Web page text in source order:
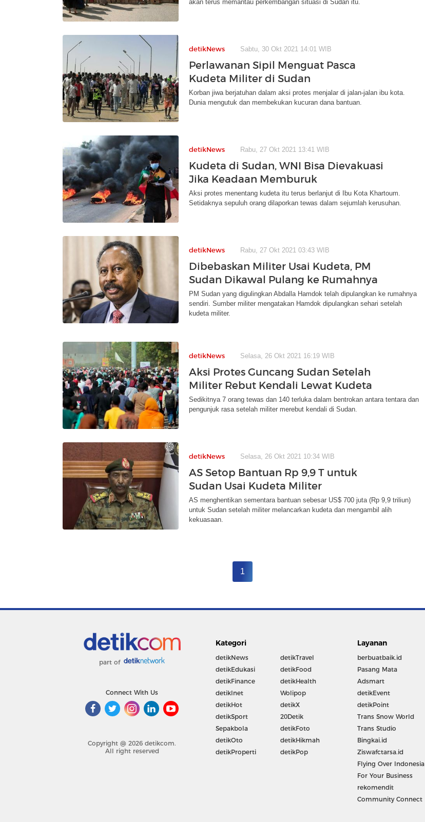
akan terus memantau perkembangan situasi di Sudan itu.
detikNews Sabtu, 30 Okt 2021 14:01 WIB
Perlawanan Sipil Menguat Pasca
Kudeta Militer di Sudan
Korban jiwa berjatuhan dalam aksi protes menjalar di jalan-jalan ibu kota.
Dunia mengutuk dan membekukan kucuran dana bantuan.
detikNews Rabu, 27 Okt 2021 13:41 WIB
Kudeta di Sudan, WNI Bisa Dievakuasi
Jika Keadaan Memburuk
Aksi protes menentang kudeta itu terus berlanjut di Ibu Kota Khartoum.
Setidaknya sepuluh orang dilaporkan tewas dalam sejumlah kerusuhan.
detikNews Rabu, 27 Okt 2021 03:43 WIB
Dibebaskan Militer Usai Kudeta, PM
Sudan Dikawal Pulang ke Rumahnya
PM Sudan yang digulingkan Abdalla Hamdok telah dipulangkan ke rumahnya
sendiri. Sumber militer mengatakan Hamdok dipulangkan sehari setelah
kudeta militer.
detikNews Selasa, 26 Okt 2021 16:19 WIB
Aksi Protes Guncang Sudan Setelah
Militer Rebut Kendali Lewat Kudeta
Sedikitnya 7 orang tewas dan 140 terluka dalam bentrokan antara tentara dan
pengunjuk rasa setelah militer merebut kendali di Sudan.
detikNews Selasa, 26 Okt 2021 10:34 WIB
AS Setop Bantuan Rp 9,9 T untuk
Sudan Usai Kudeta Militer
AS menghentikan sementara bantuan sebesar US$ 700 juta (Rp 9,9 triliun)
untuk Sudan setelah militer melancarkan kudeta dan mengambil alih
kekuasaan.
1
part of
Connect With Us
Copyright @ 2026 detikcom.
All right reserved
Kategori
detikNews
detikEdukasi
detikFinance
detikInet
detikHot
detikSport
Sepakbola
detikOto
detikProperti
detikTravel
detikFood
detikHealth
Wolipop
detikX
20Detik
detikFoto
detikHikmah
detikPop
Layanan
berbuatbaik.id
Pasang Mata
Adsmart
detikEvent
detikPoint
Trans Snow World
Trans Studio
Bingkai.id
Ziswafctarsa.id
Flying Over Indonesia
For Your Business
rekomendit
Community Connect